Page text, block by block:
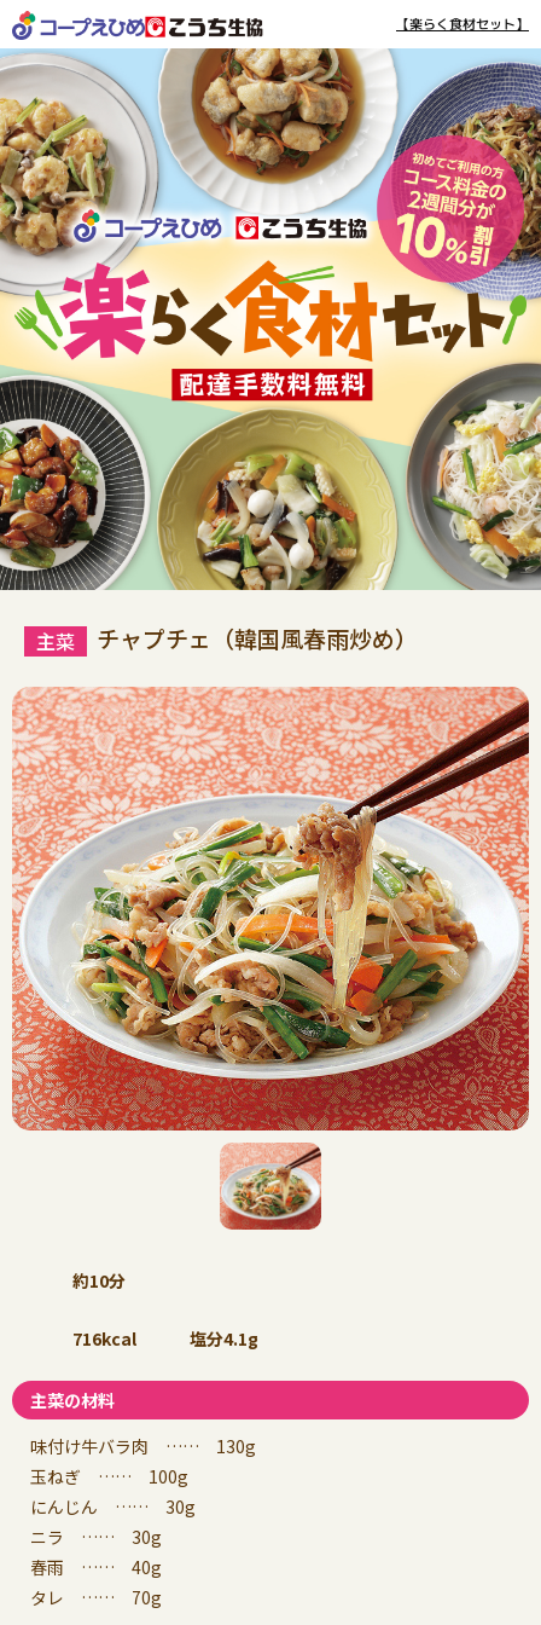
【楽らく食材セット】
チャプチェ（韓国風春雨炒め）
約10分
716kcal 塩分4.1g
主菜の材料
味付け牛バラ肉 …… 130g
玉ねぎ …… 100g
にんじん …… 30g
ニラ …… 30g
春雨 …… 40g
タレ …… 70g